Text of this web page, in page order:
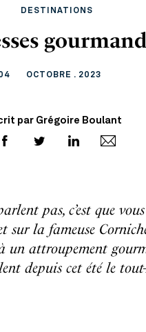
DESTINATIONS
OCTOBRE . 2023
par Grégoire Boulant
pas, c’est que
sur la fameuse
un attroupement
depuis cet été le